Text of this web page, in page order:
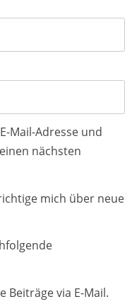
Mail-Adresse und
nächsten
mich über neue
Beiträge via E-Mail.